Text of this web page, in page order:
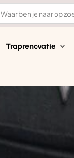
Traprenovatie